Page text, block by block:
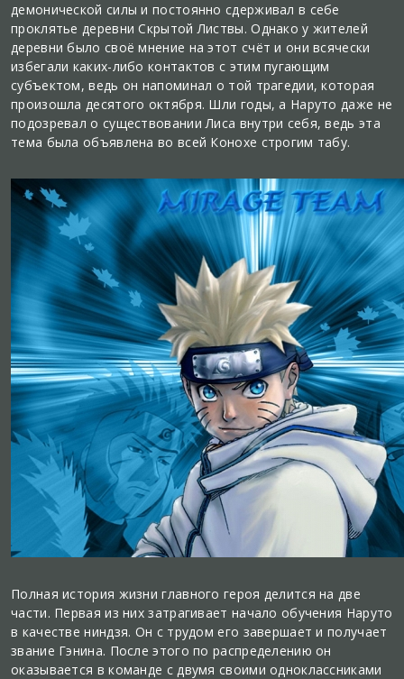
демонической силы и постоянно сдерживал в себе
проклятье деревни Скрытой Листвы. Однако у жителей
деревни было своё мнение на этот счёт и они всячески
избегали каких-либо контактов с этим пугающим
субъектом, ведь он напоминал о той трагедии, которая
произошла десятого октября. Шли годы, а Наруто даже не
подозревал о существовании Лиса внутри себя, ведь эта
тема была объявлена во всей Конохе строгим табу.
Полная история жизни главного героя делится на две
части. Первая из них затрагивает начало обучения Наруто
в качестве ниндзя. Он с трудом его завершает и получает
звание Гэнина. После этого по распределению он
оказывается в команде с двумя своими одноклассниками